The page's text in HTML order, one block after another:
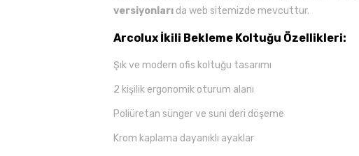
versiyonları da web sitemizde mevcuttur.
Arcolux İkili Bekleme Koltuğu Özellikleri:
Şık ve modern ofis koltuğu tasarımı
2 kişilik ergonomik oturum alanı
Poliüretan sünger ve suni deri döşeme
Krom kaplama dayanıklı ayaklar